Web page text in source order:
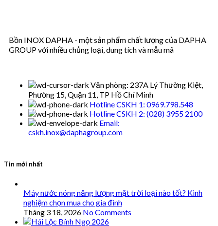
Bồn INOX DAPHA - một sản phẩm chất lượng của DAPHA
GROUP với nhiều chủng loại, dung tích và mẫu mã
Văn phòng: 237A Lý Thường Kiệt,
Phường 15, Quận 11, TP Hồ Chí Minh
Hotline CSKH 1: 0969.798.548
Hotline CSKH 2: (028) 3955 2100
Email:
cskh.inox@daphagroup.com
Tin mới nhất
Máy nước nóng năng lượng mặt trời loại nào tốt? Kinh
nghiệm chọn mua cho gia đình
Tháng 3 18, 2026 No Comments